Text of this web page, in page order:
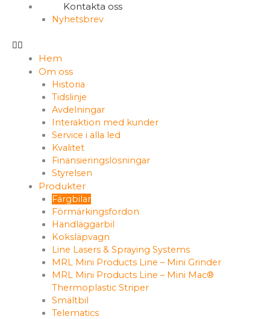
Kontakta oss
Nyhetsbrev
Hem
Om oss
Historia
Tidslinje
Avdelningar
Interaktion med kunder
Service i alla led
Kvalitet
Finansieringslösningar
Styrelsen
Produkter
Färgbilar
Förmärkingsfordon
Handläggarbil
Koksläpvagn
Line Lasers & Spraying Systems
MRL Mini Products Line – Mini Grinder
MRL Mini Products Line – Mini Mac®
Thermoplastic Striper
Smältbil
Telematics